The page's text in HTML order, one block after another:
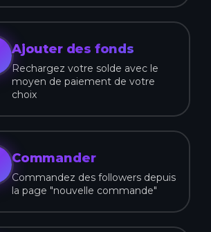
Ajouter des fonds
Rechargez votre solde avec le
moyen de paiement de votre
choix
Commander
Commandez des followers depuis
la page "nouvelle commande"